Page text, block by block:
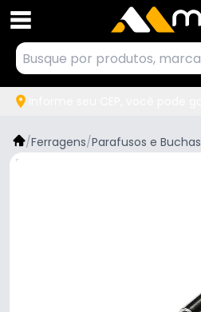
/Ferragens/Parafusos e Buchas